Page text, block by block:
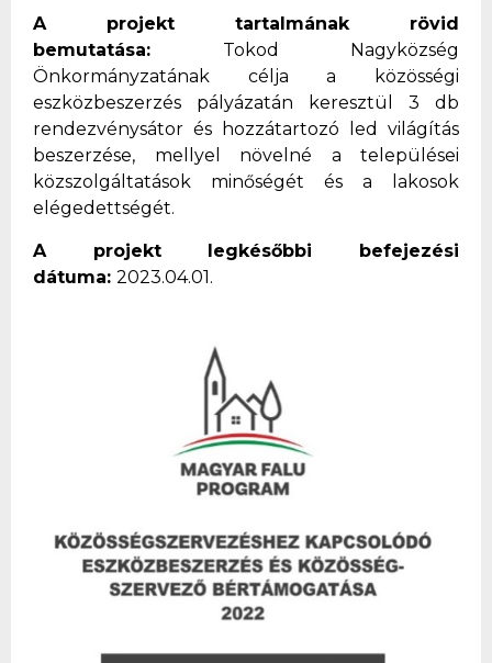
A projekt tartalmának rövid
bemutatása: Tokod Nagyközség
Önkormányzatának célja a közösségi
eszközbeszerzés pályázatán keresztül 3 db
rendezvénysátor és hozzátartozó led világítás
beszerzése, mellyel növelné a települései
közszolgáltatások minőségét és a lakosok
elégedettségét.
A projekt legkésőbbi befejezési
dátuma: 2023.04.01.